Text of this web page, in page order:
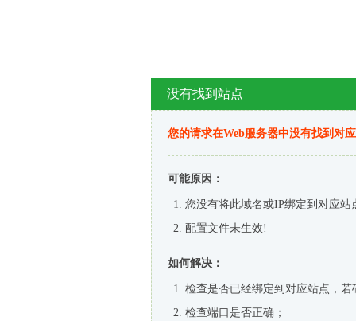
没有找到站点
您的请求在Web服务器中没有找到对
可能原因：
您没有将此域名或IP绑定到对应站
配置文件未生效!
如何解决：
检查是否已经绑定到对应站点，
检查端口是否正确；